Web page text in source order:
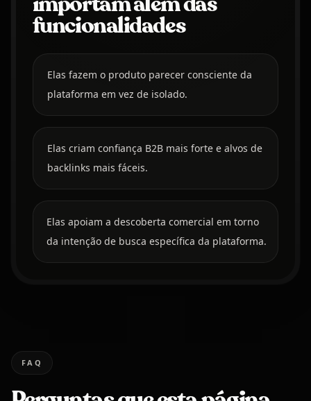
funcionalidades
Elas fazem o produto parecer consciente da
plataforma em vez de isolado.
Elas criam confiança B2B mais forte e alvos de
backlinks mais fáceis.
Elas apoiam a descoberta comercial em torno
da intenção de busca específica da plataforma.
FAQ